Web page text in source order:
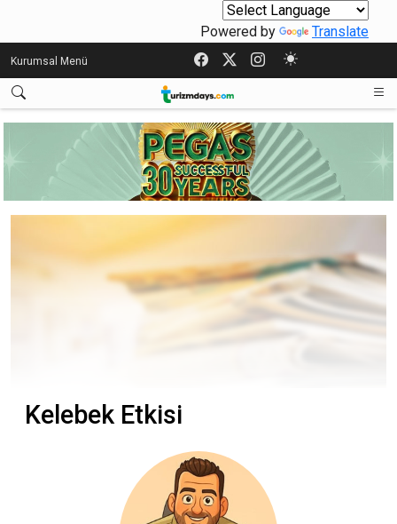
Powered by Translate
Kurumsal Menü
Kelebek Etkisi